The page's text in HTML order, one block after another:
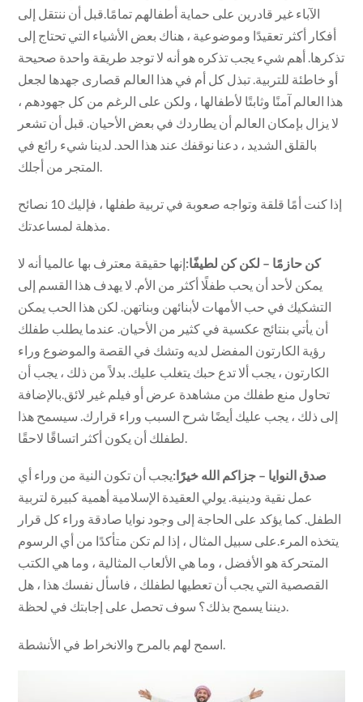
الآباء غير قادرين على حماية أطفالهم تمامًا.قبل أن ننتقل إلى
أفكار أكثر تعقيدًا وموضوعية ، هناك بعض الأشياء التي تحتاج إلى
تذكرها. أهم شيء يجب تذكره هو أنه لا توجد طريقة واحدة صحيحة
أو خاطئة للتربية. تبذل كل أم في هذا العالم قصارى جهدها لجعل
هذا العالم آمنًا وثابتًا لأطفالها ، ولكن على الرغم من كل جهودهم ،
لا يزال بإمكان العالم أن يطاردك في بعض الأحيان. قبل أن تشعر
بالقلق الشديد ، دعنا نوقفك عند هذا الحد. لدينا شيء رائع في
إذا كنت أمًا قلقة وتواجه صعوبة في تربية طفلها ، فإليك 10 نصائح
مذهلة لمساعدتك.
كن حازمًا – لكن كن لطيفًا:إنها حقيقة معترف بها عالميا أنه لا
يمكن لأحد أن يحب طفلًا أكثر من الأم. لا يهدف هذا القسم إلى
التشكيك في حب الأمهات لأبنائهن وبناتهن. لكن هذا الحب يمكن
أن يأتي بنتائج عكسية في كثير من الأحيان. عندما يطلب طفلك
رؤية الكارتون المفضل لديه وتشك في القصة والموضوع وراء
الكارتون ، يجب ألا تدع حبك يتغلب عليك. بدلاً من ذلك ، يجب أن
تحاول منع طفلك من مشاهدة عرض أو فيلم غير لائق.بالإضافة
إلى ذلك ، يجب عليك أيضًا شرح السبب وراء قرارك. سيسمح هذا
لطفلك أن يكون أكثر اتساقًا لاحقًا.
صدق النوايا – جزاكم الله خيرًا:يجب أن تكون النية من وراء أي
عمل نقية ودينية. يولي العقيدة الإسلامية أهمية كبيرة لتربية
الطفل. كما يؤكد على الحاجة إلى وجود نوايا صادقة وراء كل قرار
يتخذه المرء.على سبيل المثال ، إذا لم تكن متأكدًا من أي الرسوم
المتحركة هو الأفضل ، وما هي الألعاب المثالية ، وما هي الكتب
القصصية التي يجب أن تعطيها لطفلك ، فاسأل نفسك هذا ، هل
ديننا يسمح بذلك؟ سوف تحصل على إجابتك في لحظة.